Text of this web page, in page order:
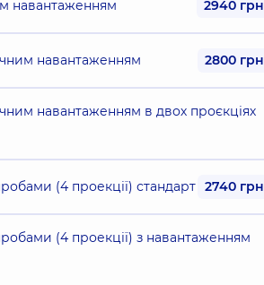
навантаженням 2940 грн
навантаженням 2800 грн
навантаженням в двох проєкціях
(4 проекції) стандарт 2740 грн
(4 проекції) з навантаженням